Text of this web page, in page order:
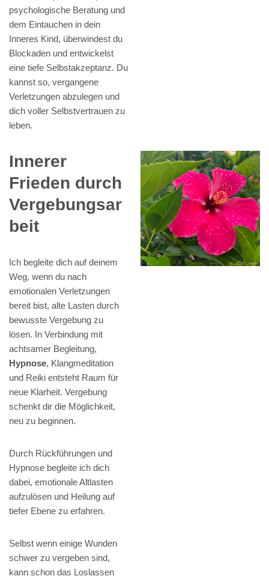
psychologische Beratung und
dem Eintauchen in dein
Inneres Kind, überwindest du
Blockaden und entwickelst
eine tiefe Selbstakzeptanz. Du
kannst so, vergangene
Verletzungen abzulegen und
dich voller Selbstvertrauen zu
leben.
Innerer
Frieden durch
Vergebungsar
beit
Ich begleite dich auf deinem
Weg, wenn du nach
emotionalen Verletzungen
bereit bist, alte Lasten durch
bewusste Vergebung zu
lösen. In Verbindung mit
achtsamer Begleitung,
Hypnose, Klangmeditation
und Reiki entsteht Raum für
neue Klarheit. Vergebung
schenkt dir die Möglichkeit,
neu zu beginnen.
Durch Rückführungen und
Hypnose begleite ich dich
dabei, emotionale Altlasten
aufzulösen und Heilung auf
tiefer Ebene zu erfahren.
Selbst wenn einige Wunden
schwer zu vergeben sind,
kann schon das Loslassen